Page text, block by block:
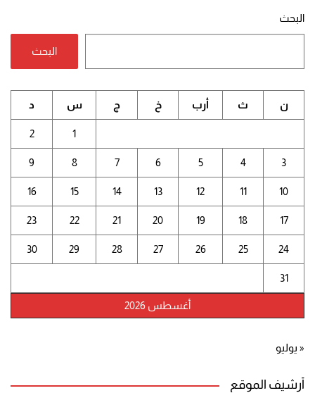
البحث
البحث
أغسطس 2026
ن ث أرب خ ج س د
1
2
3
4
5
6
7
8
9
10
11
12
13
14
15
16
17
18
19
20
21
22
23
24
25
26
27
28
29
30
31
« يوليو
أرشيف الموقع